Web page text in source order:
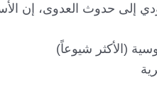
إلى حدوث العدوى، إن
(الأكثر شيوعاً)